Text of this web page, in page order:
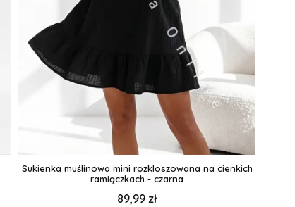
Sukienka muślinowa mini rozkloszowana na cienkich
ramiączkach - czarna
89,99 zł